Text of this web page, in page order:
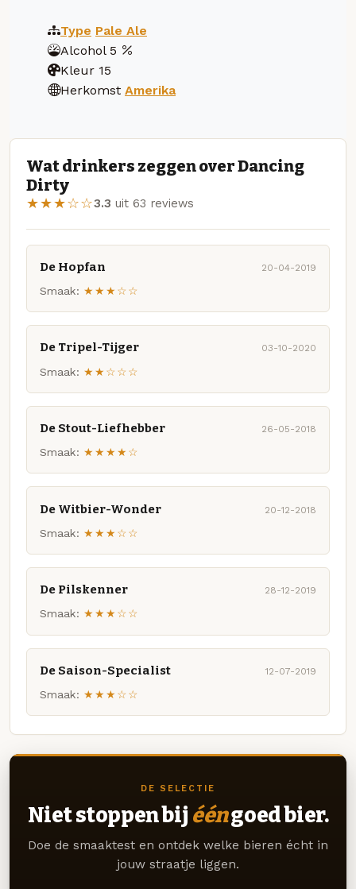
Type Pale Ale
Alcohol 5
Kleur 15
Herkomst Amerika
Wat drinkers zeggen over Dancing
Dirty
★★★☆☆3.3 uit 63 reviews
De Hopfan 20-04-2019
Smaak: ★★★☆☆
De Tripel-Tijger 03-10-2020
Smaak: ★★☆☆☆
De Stout-Liefhebber 26-05-2018
Smaak: ★★★★☆
De Witbier-Wonder 20-12-2018
Smaak: ★★★☆☆
De Pilskenner 28-12-2019
Smaak: ★★★☆☆
De Saison-Specialist 12-07-2019
Smaak: ★★★☆☆
DE SELECTIE
Niet stoppen bij ééngoed bier.
Doe de smaaktest en ontdek welke bieren écht in
jouw straatje liggen.